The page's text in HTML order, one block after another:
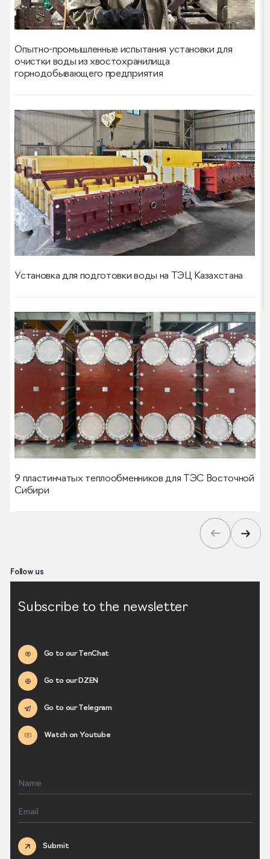
Опытно-промышленные испытания установки для
очистки воды из хвостохранилища
горнодобывающего предприятия
Установка для подготовки воды на ТЭЦ Казахстана
9 пластинчатых теплообменников для ТЭС Восточной
Сибири
Follow us
Subscribe to the newsletter
Go to our TenChat
Go to our DZEN
Go to our Telegram
Watch on Youtube
Submit